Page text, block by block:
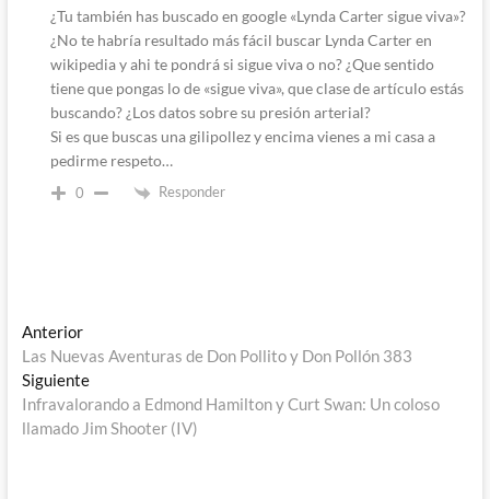
¿Tu también has buscado en google «Lynda Carter sigue viva»?
¿No te habría resultado más fácil buscar Lynda Carter en
wikipedia y ahi te pondrá si sigue viva o no? ¿Que sentido
tiene que pongas lo de «sigue viva», que clase de artículo estás
buscando? ¿Los datos sobre su presión arterial?
Si es que buscas una gilipollez y encima vienes a mi casa a
pedirme respeto…
0 Responder
Navegación
de
entradas
AnteriorEntrada
anterior:
Las Nuevas Aventuras de Don Pollito y Don Pollón 383
SiguienteEntrada
siguiente:
Infravalorando a Edmond Hamilton y Curt Swan: Un coloso
llamado Jim Shooter (IV)